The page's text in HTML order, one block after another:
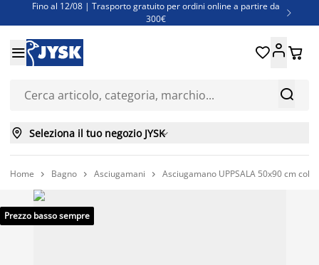
Fino al 12/08 | Trasporto gratuito per ordini online a partire da
300€

Super offerte d'estate | Oltre 1.500 articoli fino al 70%
Finanziamenti - Scegli il piano di rimborso più adatto a te


 
 Seleziona il tuo negozio JYSK
Home  Bagno  Asciugamani  Asciugamano UPPSALA 50x90 cm
Prezzo basso sempre